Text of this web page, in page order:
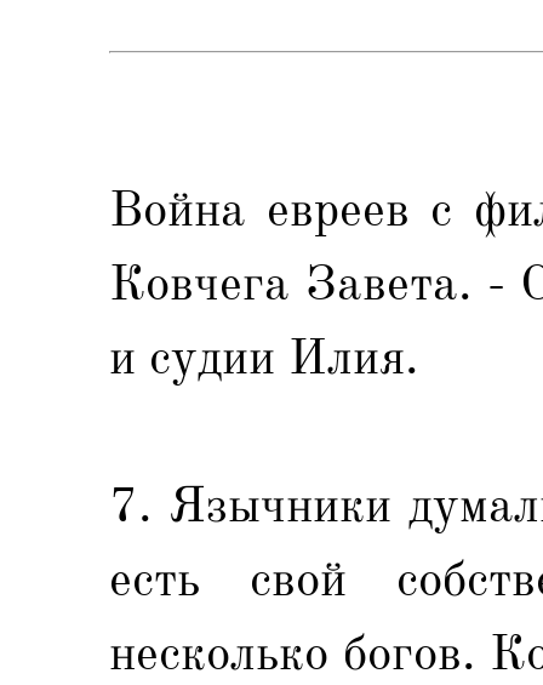
Война евреев с
Ковчега Завета. -
и судии Илия.
7. Язычники
есть свой
несколько богов.